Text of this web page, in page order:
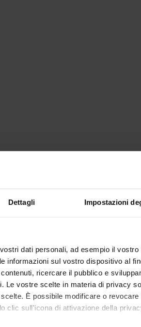
Dettagli Impostazioni
dati personali, ad esempio il
informazioni sul vostro dispositivo al
ricercare il pubblico e
Le vostre scelte in materia di privacy
È possibile modificare o
clic sull'icona di attivazione della